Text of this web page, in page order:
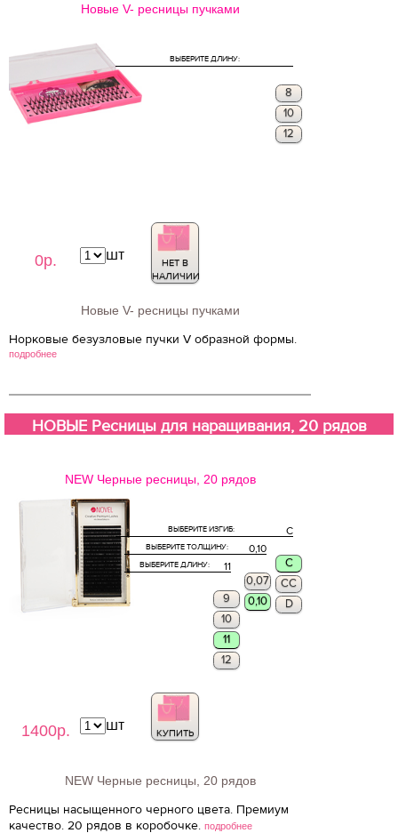
Новые V- ресницы пучками
0р.
ВЫБЕРИТЕ ДЛИНУ:
8
10
12
НЕТ В
НАЛИЧИИ
шт
Новые V- ресницы пучками
Норковые безузловые пучки V образной формы.
подробнее
НОВЫЕ Ресницы для наращивания, 20 рядов
NEW Черные ресницы, 20 рядов
1400р.
C
ВЫБЕРИТЕ ИЗГИБ:
0,10
ВЫБЕРИТЕ ТОЛЩИНУ:
11
ВЫБЕРИТЕ ДЛИНУ:
C
0,07
0,10
9
10
11
12
CC
D
КУПИТЬ
шт
NEW Черные ресницы, 20 рядов
Ресницы насыщенного черного цвета. Премиум
качество. 20 рядов в коробочке. подробнее